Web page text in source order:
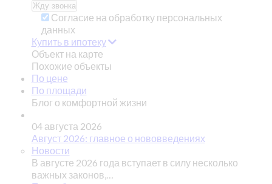
Согласие на обработку персональных
данных
Купить в ипотеку
Объект на карте
Похожие объекты
По цене
По площади
Блог о комфортной жизни
04 августа 2026
Август 2026: главное о нововведениях
Новости
В августе 2026 года вступает в силу несколько
важных законов,…